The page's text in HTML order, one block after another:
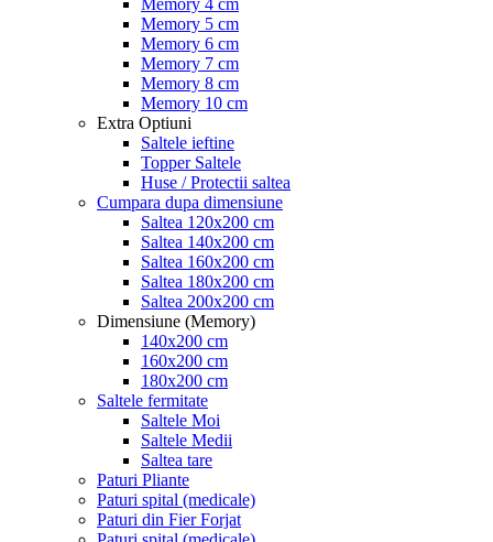
Memory 5 cm
Memory 6 cm
Memory 7 cm
Memory 8 cm
Memory 10 cm
Extra Optiuni
Saltele ieftine
Topper Saltele
Huse / Protectii saltea
Cumpara dupa dimensiune
Saltea 120x200 cm
Saltea 140x200 cm
Saltea 160x200 cm
Saltea 180x200 cm
Saltea 200x200 cm
Dimensiune (Memory)
140x200 cm
160x200 cm
180x200 cm
Saltele fermitate
Saltele Moi
Saltele Medii
Saltea tare
Paturi Pliante
Paturi spital (medicale)
Paturi din Fier Forjat